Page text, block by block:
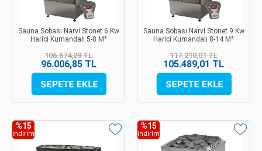
Sauna Sobası Narvi Stonet 6 Kw
Harici Kumandalı 5-8 M³
106.674,28 TL
96.006,85 TL
Sauna Sobası Narvi Stonet 9 Kw
Harici Kumandalı 8-14 M³
117.210,01 TL
105.489,01 TL
%15
indirim
%15
indirim